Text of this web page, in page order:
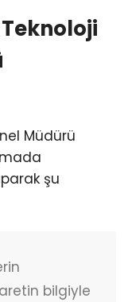
Müdürü
şu
bilgiyle